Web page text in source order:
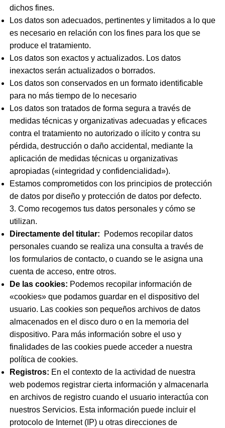
dichos fines.
Los datos son adecuados, pertinentes y limitados a lo que
es necesario en relación con los fines para los que se
produce el tratamiento.
Los datos son exactos y actualizados. Los datos
inexactos serán actualizados o borrados.
Los datos son conservados en un formato identificable
para no más tiempo de lo necesario
Los datos son tratados de forma segura a través de
medidas técnicas y organizativas adecuadas y eficaces
contra el tratamiento no autorizado o ilícito y contra su
pérdida, destrucción o daño accidental, mediante la
aplicación de medidas técnicas u organizativas
apropiadas («integridad y confidencialidad»).
Estamos comprometidos con los principios de protección
de datos por diseño y protección de datos por defecto.
3. Como recogemos tus datos personales y cómo se
utilizan.
Directamente del titular: Podemos recopilar datos
personales cuando se realiza una consulta a través de
los formularios de contacto, o cuando se le asigna una
cuenta de acceso, entre otros.
De las cookies: Podemos recopilar información de
«cookies» que podamos guardar en el dispositivo del
usuario. Las cookies son pequeños archivos de datos
almacenados en el disco duro o en la memoria del
dispositivo. Para más información sobre el uso y
finalidades de las cookies puede acceder a nuestra
política de cookies.
Registros: En el contexto de la actividad de nuestra
web podemos registrar cierta información y almacenarla
en archivos de registro cuando el usuario interactúa con
nuestros Servicios. Esta información puede incluir el
protocolo de Internet (IP) u otras direcciones de